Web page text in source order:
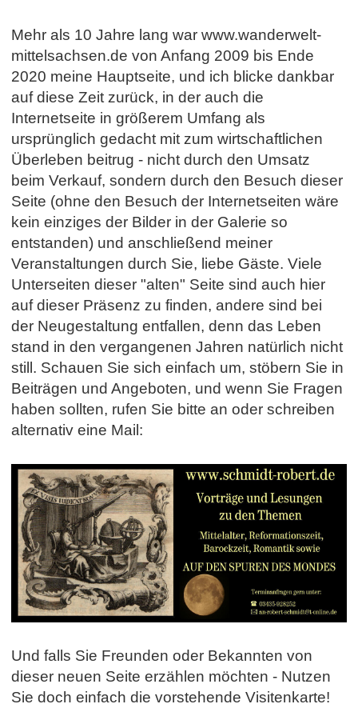
Mehr als 10 Jahre lang war www.wanderwelt-
mittelsachsen.de von Anfang 2009 bis Ende
2020 meine Hauptseite, und ich blicke dankbar
auf diese Zeit zurück, in der auch die
Internetseite in größerem Umfang als
ursprünglich gedacht mit zum wirtschaftlichen
Überleben beitrug - nicht durch den Umsatz
beim Verkauf, sondern durch den Besuch dieser
Seite (ohne den Besuch der Internetseiten wäre
kein einziges der Bilder in der Galerie so
entstanden) und anschließend meiner
Veranstaltungen durch Sie, liebe Gäste. Viele
Unterseiten dieser "alten" Seite sind auch hier
auf dieser Präsenz zu finden, andere sind bei
der Neugestaltung entfallen, denn das Leben
stand in den vergangenen Jahren natürlich nicht
still. Schauen Sie sich einfach um, stöbern Sie in
Beiträgen und Angeboten, und wenn Sie Fragen
haben sollten, rufen Sie bitte an oder schreiben
alternativ eine Mail:
Und falls Sie Freunden oder Bekannten von
dieser neuen Seite erzählen möchten - Nutzen
Sie doch einfach die vorstehende Visitenkarte!